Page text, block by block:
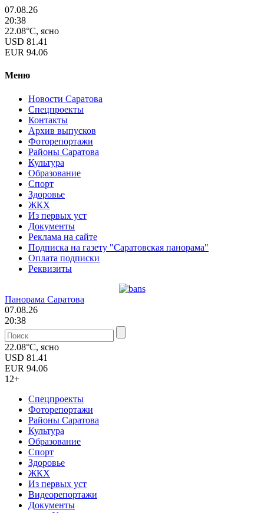
07.08.26
20:38
22.08°C, ясно
USD 81.41
EUR 94.06
Меню
Новости Саратова
Спецпроекты
Контакты
Архив выпусков
Фоторепортажи
Районы Саратова
Культура
Образование
Спорт
Здоровье
ЖКХ
Из пеpвых уст
Документы
Реклама на сайте
Подписка на газету "Саратовская панорама"
Оплата подписки
Реквизиты
Панорама Саратова
07.08.26
20:38
22.08°C, ясно
USD 81.41
EUR 94.06
12+
Спецпроекты
Фоторепортажи
Районы Саратова
Культура
Образование
Спорт
Здоровье
ЖКХ
Из пеpвых уст
Видеорепортажи
Документы